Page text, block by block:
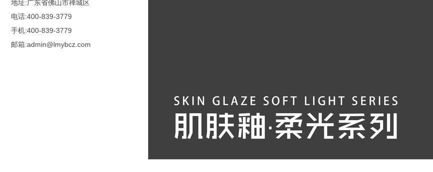
地址:广东省佛山市禅城区
电话:400-839-3779
手机:400-839-3779
邮箱:admin@lmybcz.com